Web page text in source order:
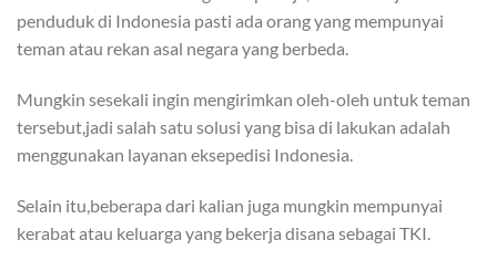
penduduk di Indonesia pasti ada orang yang mempunyai
teman atau rekan asal negara yang berbeda.
Mungkin sesekali ingin mengirimkan oleh-oleh untuk teman
tersebut,jadi salah satu solusi yang bisa di lakukan adalah
menggunakan layanan eksepedisi Indonesia.
Selain itu,beberapa dari kalian juga mungkin mempunyai
kerabat atau keluarga yang bekerja disana sebagai TKI.